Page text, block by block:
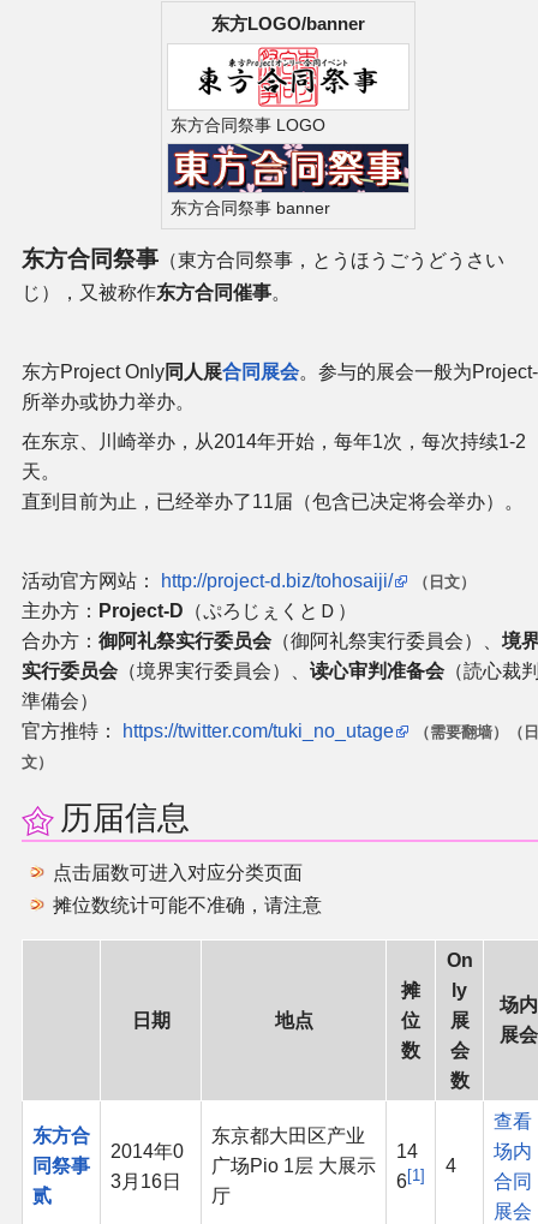
东方LOGO/banner
东方合同祭事 LOGO
东方合同祭事 banner
东方合同祭事 （東方合同祭事，とうほうごうどうさい
じ），又被称作东方合同催事。
东方Project Only同人展合同 展会。参与的展会一般为
所举办或协力举办。
在东京、川崎举办，从2014年开始，每年1次，每次持续1-2
天。
直到目前为止，已经举办了11届（包含已决定将会举办）。
活动官方网站： http://project-d.biz/tohosaiji/ （日文）
主办方： Project-D （ぷろじぇくとＤ）
合办方： 御阿礼祭实行委员会 （御阿礼祭実行委員会）、 境
实行委员会 （境界実行委員会）、 读心审判准备会 （読心裁
準備会）
官方推特：
https://twitter.com/tuki_no_utage （需要翻墙）
（日
文）
历届信息
点击届数可进入对应分类页面
摊位数统计可能不准确，请注意
日期 地点
摊
位
数
On
ly
展
会
数
场内
展会
东方合
同祭事
贰
2014年0
3月16日
东京都大田区产业
广场Pio 1层 大展示
厅
14
6 1 4
查看
场内
合同
展会
东方相关活动
其他相关项目
二次创作与活动
展会及活动导航
展会作品列表
同人二次创作
同人社团列表
同人志分类
同人专辑分类
同人软件列表
同人视频列表
THB相关项目
THB策划